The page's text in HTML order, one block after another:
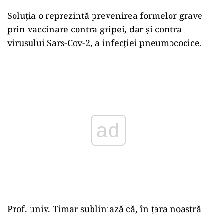
Soluția o reprezintă prevenirea formelor grave
prin vaccinare contra gripei, dar și contra
virusului Sars-Cov-2, a infecției pneumococice.
Prof. univ. Timar subliniază că, în țara noastră